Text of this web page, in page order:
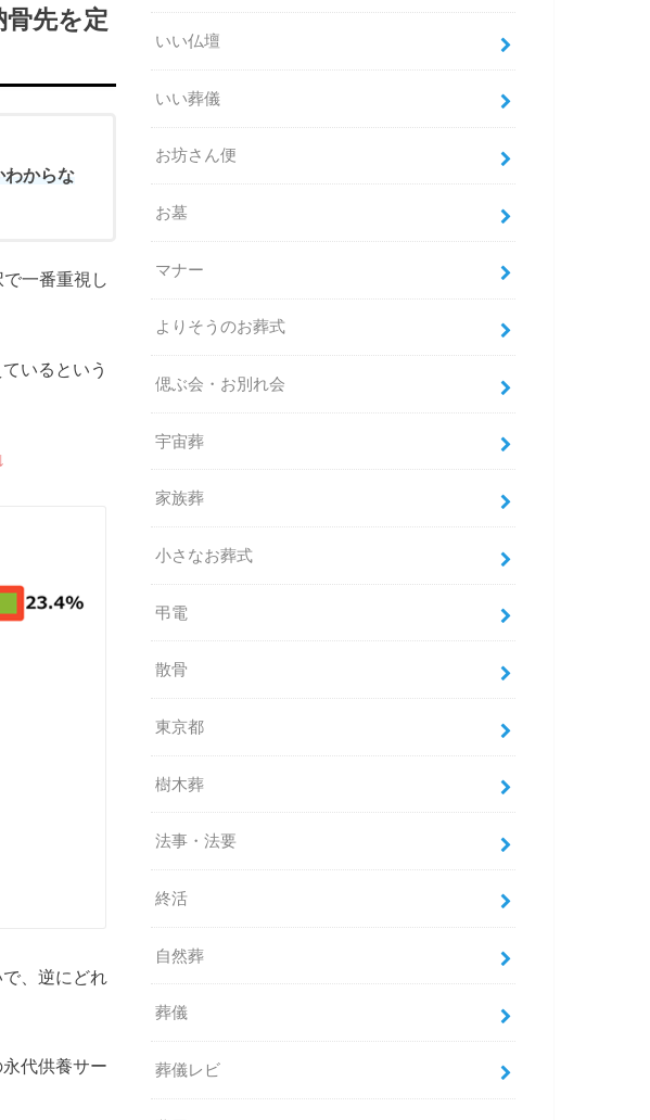
先を定
わからな
一番重視し
いるという
、逆にどれ
代供養サー
いい仏壇
いい葬儀
お坊さん便
お墓
マナー
よりそうのお葬式
偲ぶ会・お別れ会
宇宙葬
家族葬
小さなお葬式
弔電
散骨
東京都
樹木葬
法事・法要
終活
自然葬
葬儀
葬儀レビ